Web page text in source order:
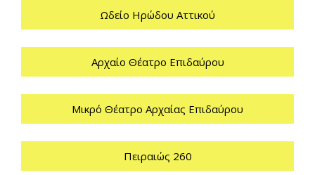
Ωδείο Ηρώδου Αττικού
Αρχαίο Θέατρο Επιδαύρου
Μικρό Θέατρο Αρχαίας Επιδαύρου
Πειραιώς 260